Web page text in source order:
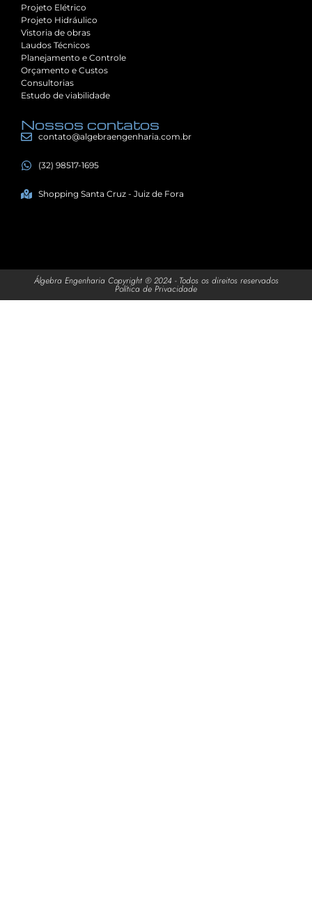
Projeto Elétrico
Projeto Hidráulico
Vistoria de obras
Laudos Técnicos
Planejamento e Controle
Orçamento e Custos
Consultorias
Estudo de viabilidade
Nossos contatos
contato@algebraengenharia.com.br
(32) 98517-1695
Shopping Santa Cruz - Juiz de Fora
Álgebra Engenharia Copyright ® 2024 - Todos os direitos reservados
Política de Privacidade